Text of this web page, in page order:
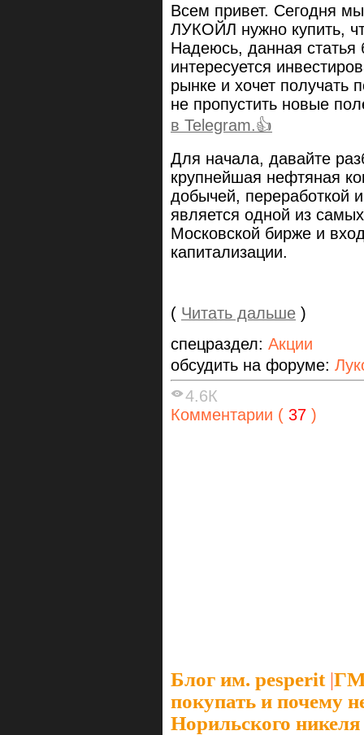
Всем привет. Сегодня
ЛУКОЙЛ нужно купить,
Надеюсь, данная статья
интересуется
рынке и хочет получать
не пропустить новые
в Telegram.👍
Для начала, давайте
крупнейшая нефтяная
добычей, переработкой
является одной из
Московской бирже и
капитализации.
( Читать дальше )
спецраздел: Акции
обсудить на форуме:
4.6К
Комментарии ( 37 )
Блог им. pesperit|
покупать и почему
Норильского никеля